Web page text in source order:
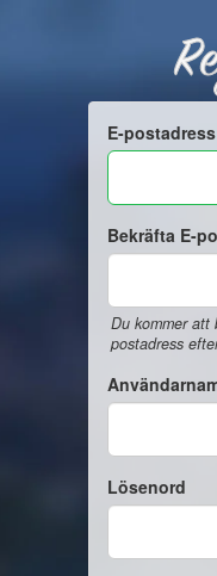
E-postadress
Bekräfta E-
Du kommer att
postadress
Lösenord